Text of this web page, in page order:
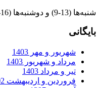
شنبه‌ها (13-9) و دوشنبه‌ها (16-9)
بایگانی
شهریور و مهر 1403
مرداد و شهریور 1403
تیر و مرداد 1403
فروردین و اردیبهشت 1402